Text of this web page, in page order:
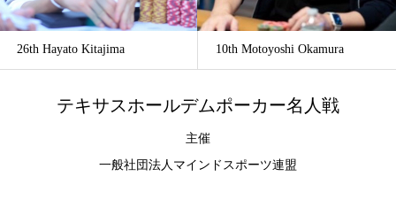
26th Hayato Kitajima 10th Motoyoshi Okamura
テキサスホールデムポーカー名人戦
主催
一般社団法人マインドスポーツ連盟